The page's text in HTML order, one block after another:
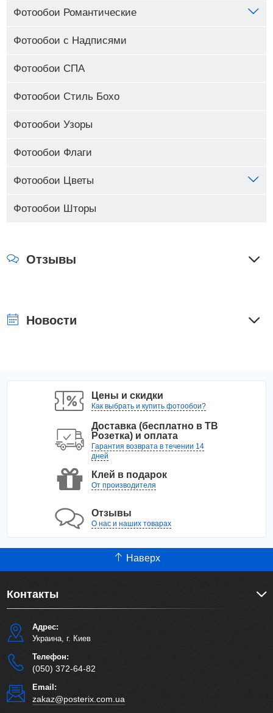
Фотообои Романтические
Фотообои с Надписями
Фотообои СПА
Фотообои Стиль Бохо
Фотообои Узоры
Фотообои Флаги
Фотообои Цветы
Фотообои Шторы
Отзывы
Новости
Цены и скидки
Как выбрать и купить фотообои?
Доставка (бесплатно в ТВ
Розетка) и оплата
Гарантия возврата в течении 14
дней
Клей в подарок
От производителя
Отзывы
О нас и наших товарах
Наверх
Контакты
Адрес:
Украина, г. Киев
Телефон:
(050) 372-64-82
Email:
zakaz@posterix.com.ua